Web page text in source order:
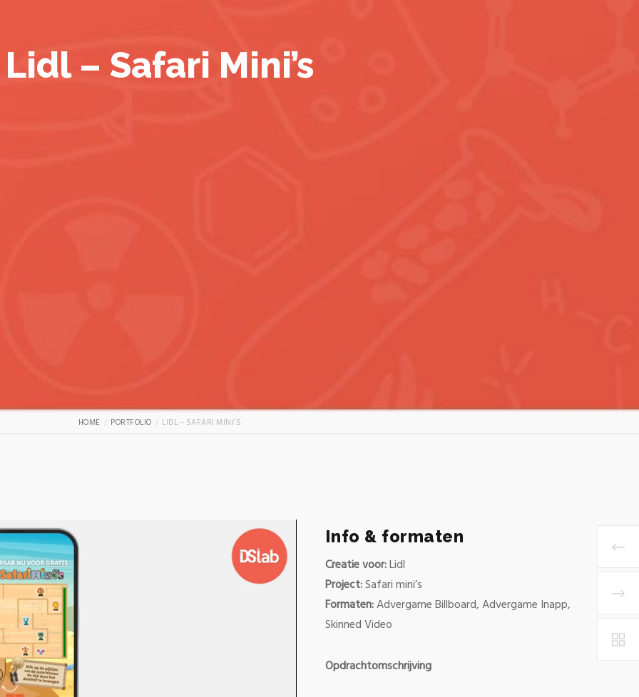
Lidl – Safari Mini’s
HOME PORTFOLIO LIDL – SAFARI MINI’S
Info & formaten
Creatie voor:Lidl
Project:Safari mini’s
Formaten:Advergame Billboard, Advergame Inapp,
Skinned Video
Opdrachtomschrijving